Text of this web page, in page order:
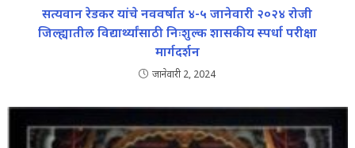
सत्यवान रेडकर यांचे नववर्षात ४-५ जानेवारी २०२४ रोजी
जिल्ह्यातील विद्यार्थ्यांसाठी निःशुल्क शासकीय स्पर्धा परीक्षा
मार्गदर्शन
जानेवारी 2, 2024